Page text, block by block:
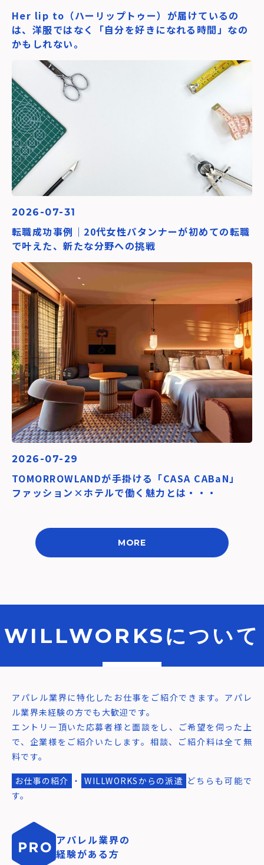
Her lip to（ハーリップトゥー）が届けているの
は、洋服ではなく「自分を好きになれる時間」なの
かもしれない。
2026-07-31
転職成功事例｜20代女性パタンナーが初めての転職
で叶えた、新たな分野への挑戦
2026-07-29
TOMORROWLANDが手掛ける「CASA CABaN」
ファッション×ホテルで働く魅力とは・・・
MORE
WILLWORKSについて
アパレル業界に特化したお仕事をご紹介できます。アパレ
ル業界未経験の方でも大歓迎です。
エントリー頂いた応募者様と面談をし、ご希望を伺った上
で、企業様をご紹介いたします。相談、ご紹介料は全て無
料です。
お仕事の紹介 ・ WILLWORKSからの派遣 どちらも可能で
す。
アパレル業界の
経験がある方